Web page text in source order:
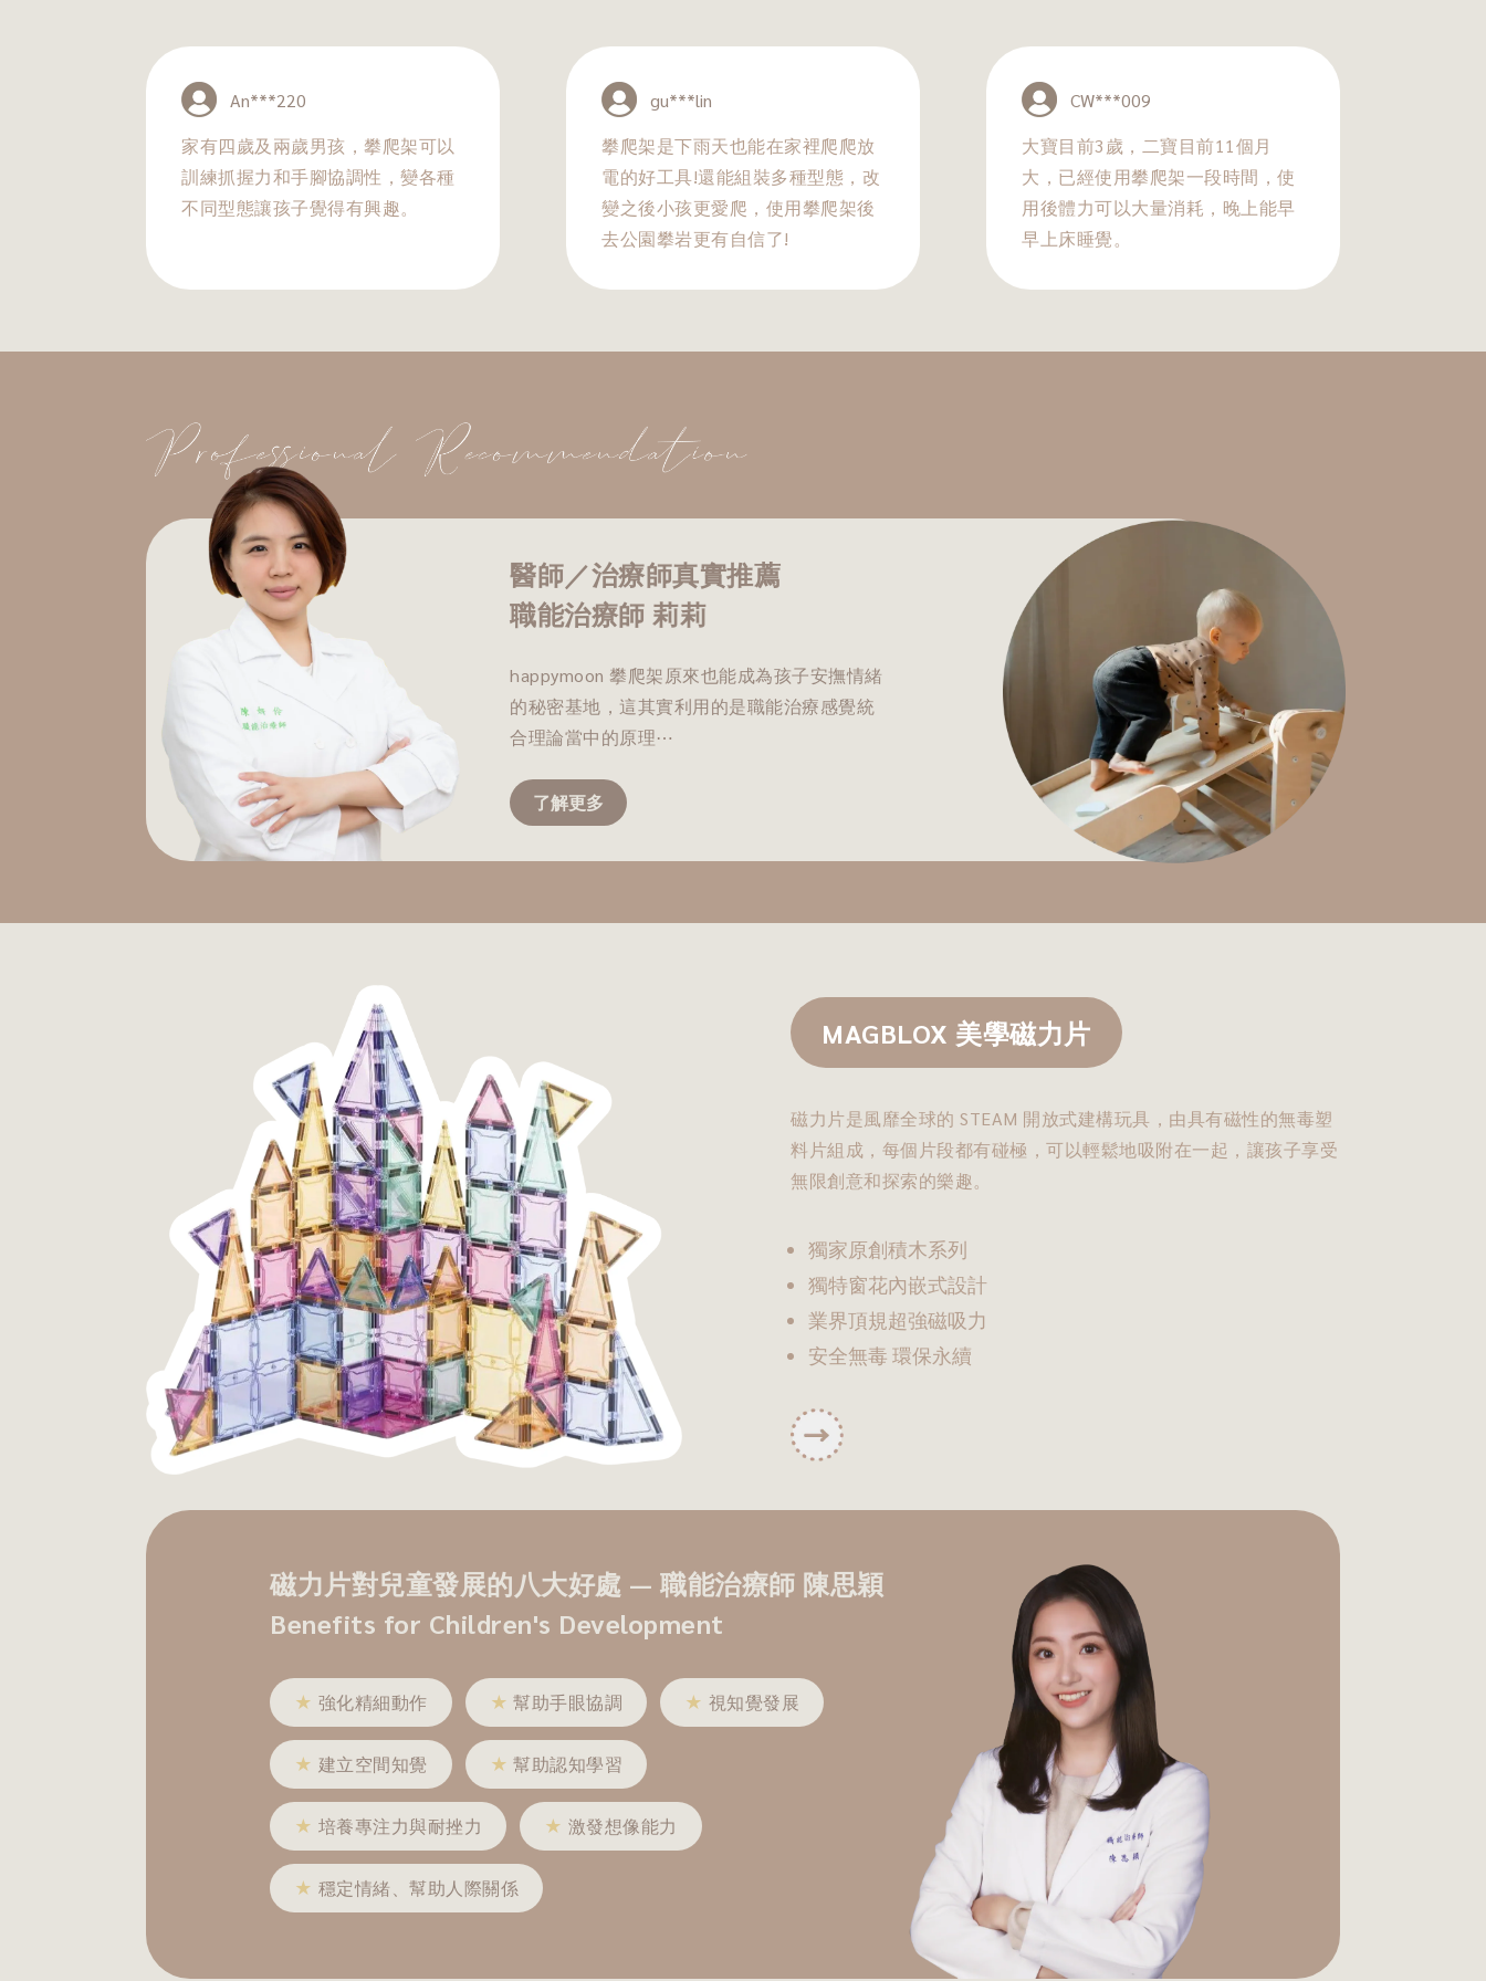
An***220
家有四歲及兩歲男孩，攀爬架可以
訓練抓握力和手腳協調性，變各種
不同型態讓孩子覺得有興趣。
gu***lin
攀爬架是下雨天也能在家裡爬爬放
電的好工具!還能組裝多種型態，改
變之後小孩更愛爬，使用攀爬架後
去公園攀岩更有自信了!
CW***009
大寶目前3歲，二寶目前11個月
大，已經使用攀爬架一段時間，使
用後體力可以大量消耗，晚上能早
早上床睡覺。
醫師／治療師真實推薦
職能治療師 莉莉
happymoon 攀爬架原來也能成為孩子安撫情緒
的秘密基地，這其實利用的是職能治療感覺統
合理論當中的原理⋯
了解更多
MAGBLOX 美學磁力片
磁力片是風靡全球的 STEAM 開放式建構玩具，由具有磁性的無毒塑
料片組成，每個片段都有碰極，可以輕鬆地吸附在一起，讓孩子享受
無限創意和探索的樂趣。
獨家原創積木系列
獨特窗花內嵌式設計
業界頂規超強磁吸力
安全無毒 環保永續
磁力片對兒童發展的八大好處 — 職能治療師 陳思穎
Benefits for Children's Development
★ 強化精細動作 ★ 幫助手眼協調 ★ 視知覺發展
★ 建立空間知覺 ★ 幫助認知學習
★ 培養專注力與耐挫力 ★ 激發想像能力
★ 穩定情緒、幫助人際關係